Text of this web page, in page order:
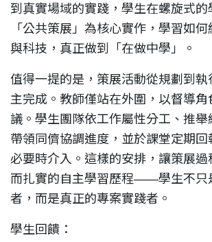
到真實場域的實踐，學生在螺旋式的
「公共策展」為核心實作，學習如
與科技，真正做到「在做中學」。
值得一提的是，策展活動從規劃到執
主完成。教師僅站在外圍，以督導角
議。學生團隊依工作屬性分工、推舉
帶領同儕協調進度，並於課堂定期回
必要時介入。這樣的安排，讓策展
而扎實的自主學習歷程——學生不只
者，而是真正的專案實踐者。
學生回饋：